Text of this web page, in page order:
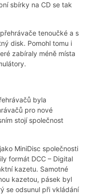
sbírky na CD se tak
tenoučké a s
disk. Pomohl tomu i
zabíraly méně místa
byla
pro nové
stojí společnost
MiniDisc společnosti
formát DCC – Digital
kazetu. Samotné
kazetou, pásek byl
se odsunul při vkládání